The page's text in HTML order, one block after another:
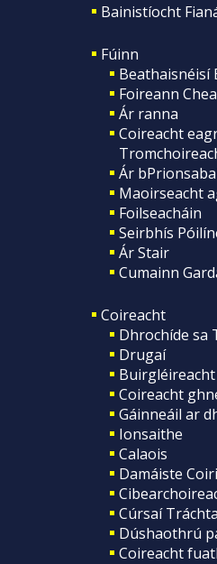
Bainistíocht
Fúinn
Beathaisnéisí
Foireann
Ár ranna
Coireacht
Ár
Maoirseacht
Foilseacháin
Seirbhís
Ár Stair
Cumainn
Coireacht
Dhrochíde sa
Drugaí
Coireacht
Gáinneáil ar
Ionsaithe
Calaois
Damáiste
Cúrsaí Tráchta
Dúshaothrú
Coireacht